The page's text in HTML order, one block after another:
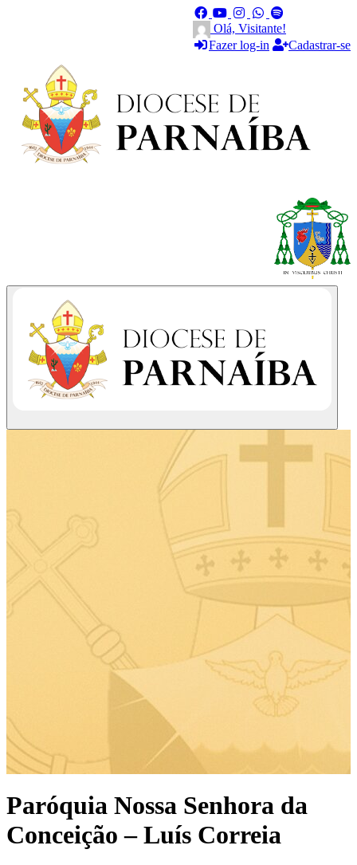
Olá, Visitante!
Fazer log-in
Cadastrar-se
Paróquia Nossa Senhora da
Conceição – Luís Correia